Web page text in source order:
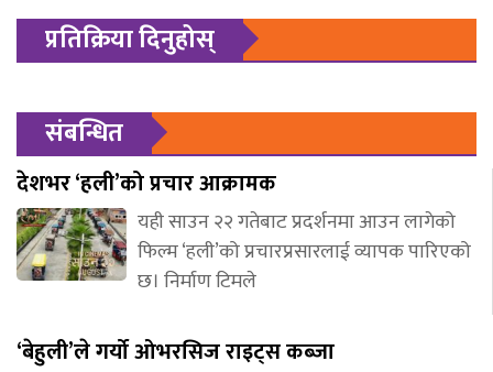
प्रतिक्रिया दिनुहोस्
संबन्धित
देशभर ‘हली’को प्रचार आक्रामक
यही साउन २२ गतेबाट प्रदर्शनमा आउन लागेको
फिल्म ‘हली’को प्रचारप्रसारलाई व्यापक पारिएको
छ। निर्माण टिमले
‘बेहुली’ले गर्यो ओभरसिज राइट्स कब्जा